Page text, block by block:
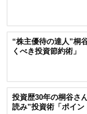
“株主優待の達人”桐
くべき投資節約術」
投資歴30年の桐谷さ
読み”投資術「ポイン